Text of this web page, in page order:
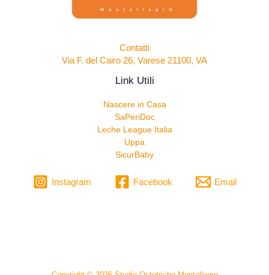
Contatti
Via F. del Cairo 26, Varese 21100, VA
Link Utili
Nascere in Casa
SaPeriDoc
Leche League Italia
Uppa
SicurBaby
Instagram Facebook Email